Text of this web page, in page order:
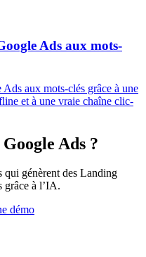
Ads aux mots-
aux mots-clés grâce à une
et à une vraie chaîne clic-
Ads ?
qui génèrent des Landing
grâce à l’IA.
démo